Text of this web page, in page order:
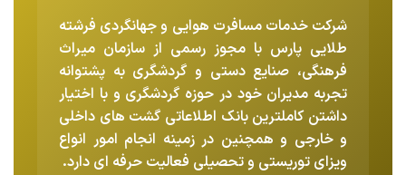
شرکت خدمات مسافرت هوایی و جهانگردی فرشته
طلایی پارس با مجوز رسمی از سازمان میراث
فرهنگی، صنایع دستی و گردشگری به پشتوانه
تجربه مدیران خود در حوزه گردشگری و با اختیار
داشتن کاملترین بانک اطلاعاتی گشت های داخلی
و خارجی و همچنین در زمینه انجام امور انواع
ویزای توریستی و تحصیلی فعالیت حرفه ای دارد.